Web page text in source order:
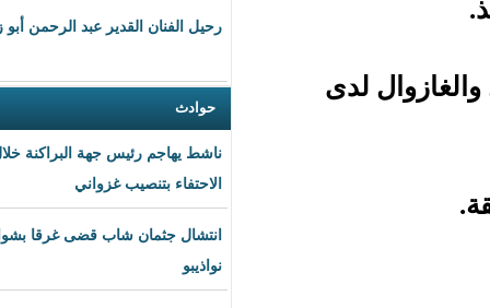
رحيل الفنان القدير عبد الرحمن أبو زهرة
ناشط يهاجم رئيس جهة البراكنة خلال
الاحتفاء بتنصيب غزواني
انتشال جثمان شاب قضى غرقا بشواطئ